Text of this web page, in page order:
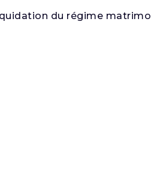
du régime